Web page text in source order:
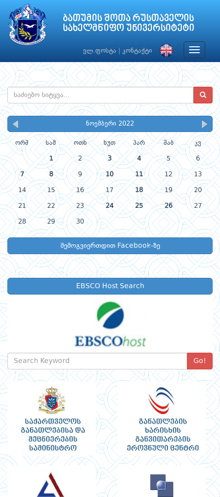
ბათუმის შოთა რუსთაველის
სახელმწიფო უნივერსიტეტი
ელ.ფოსტა კონტაქტი
Toggle
ნოემბერი 2022
ორშ სამ ოთხ ხუთ პარ შაბ კვ
1 2 3 4 5 6
7 8 9 10 11 12 13
14 15 16 17 18 19 20
21 22 23 24 25 26 27
28 29 30
შემოგვიერთდით Facebook-ზე
EBSCO Host Search
Go!